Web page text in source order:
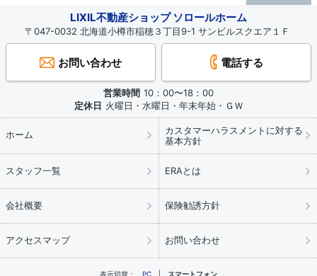
LIXIL不動産ショップ ソロールホーム
〒047-0032 北海道小樽市稲穂３丁目9-1 サンビルスクエア１Ｆ
お問い合わせ 電話する
営業時間 10：00〜18：00
定休日 火曜日・水曜日・年末年始・ＧＷ
ホーム
カスタマーハラスメントに対する
基本方針
スタッフ一覧 ERAとは
会社概要 保険勧誘方針
アクセスマップ お問い合わせ
表示切替： PC スマートフォン